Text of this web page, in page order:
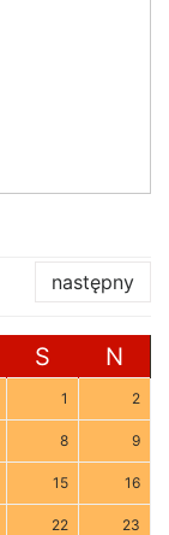
następny
S N
1 2
8 9
15 16
22 23